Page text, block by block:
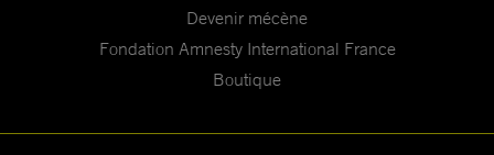
Devenir mécène
Fondation Amnesty International France
Boutique